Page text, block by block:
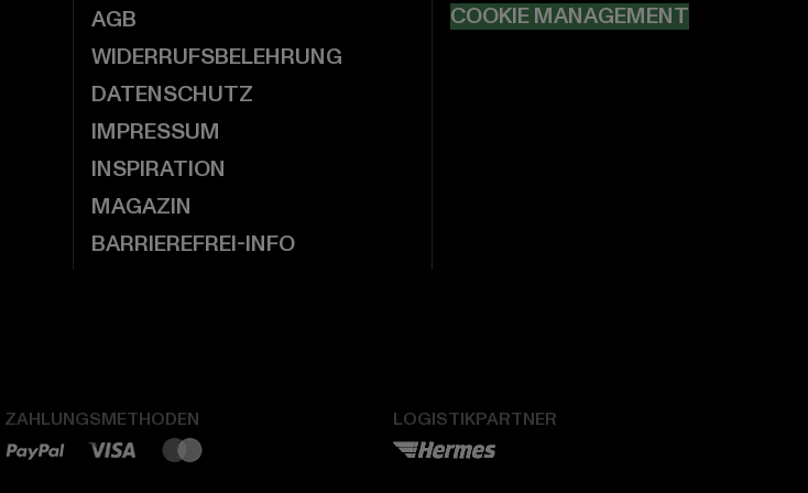
AGB
WIDERRUFSBELEHRUNG
DATENSCHUTZ
IMPRESSUM
INSPIRATION
MAGAZIN
BARRIEREFREI-INFO
COOKIE MANAGEMENT
ZAHLUNGSMETHODEN LOGISTIKPARTNER